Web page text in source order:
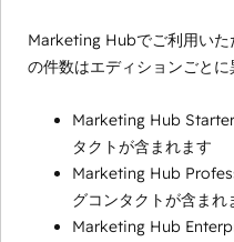
Marketing Hubでご利用いた
の件数はエディションごとに
Marketing Hub
タクトが含まれます
Marketing Hub
グコンタクトが含まれ
Marketing Hub